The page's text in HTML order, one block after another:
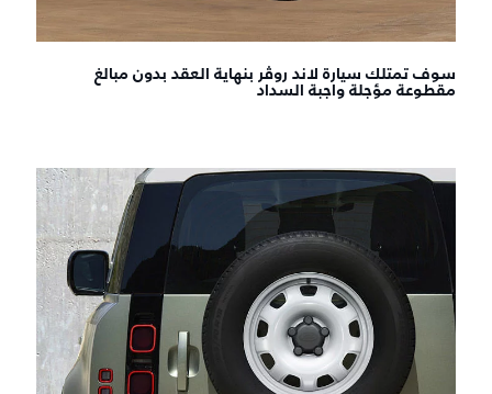
سوف تمتلك سيارة لاند روڤر بنهاية العقد بدون مبالغ
مقطوعة مؤجلة واجبة السداد